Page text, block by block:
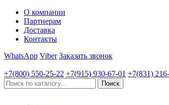
О компании
Партнерам
Доставка
Контакты
WhatsApp Viber Заказать звонок
+7(800) 550-25-22 +7(915) 930-67-01 +7(831)